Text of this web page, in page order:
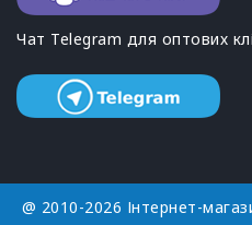
Чат Telegram для оптових
@ 2010-2026 Інтернет-